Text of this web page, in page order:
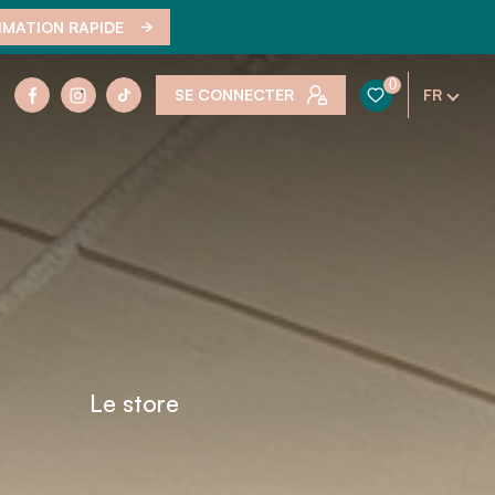
RAPIDE
SE CONNECTER
0
FR
Le store